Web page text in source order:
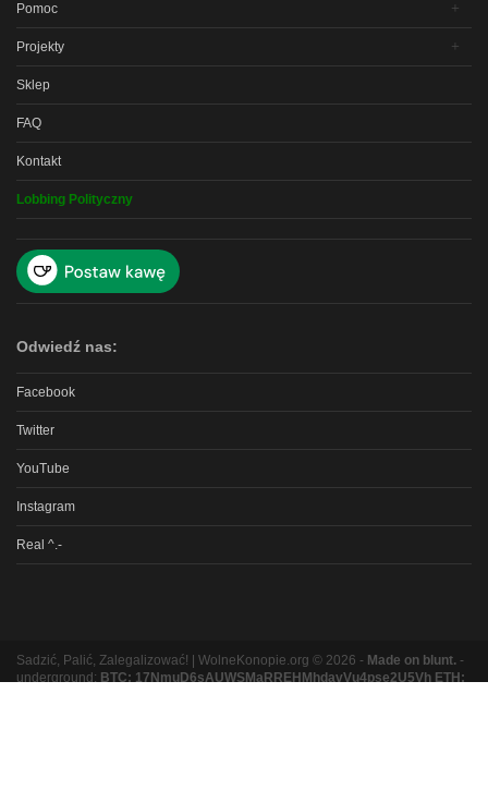
Pomoc
Projekty
Sklep
FAQ
Kontakt
Lobbing Polityczny
Odwiedź nas:
Facebook
Twitter
YouTube
Instagram
Real ^.-
Sadzić, Palić, Zalegalizować! | WolneKonopie.org © 2026 - Made on blunt. -
underground: BTC: 17NmuD6sAUWSMaRREHMhdavVu4pse2U5Vh ETH: